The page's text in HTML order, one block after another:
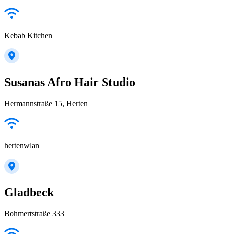
Kebab Kitchen
Susanas Afro Hair Studio
Hermannstraße 15, Herten
hertenwlan
Gladbeck
Bohmertstraße 333